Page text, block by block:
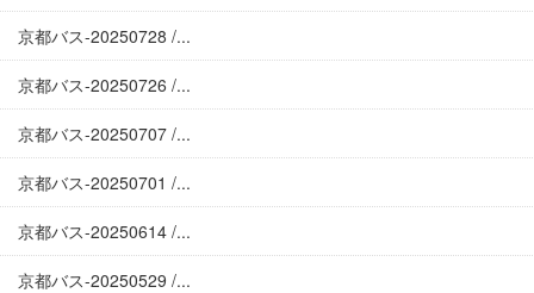
京都バス-20250728 /...
京都バス-20250726 /...
京都バス-20250707 /...
京都バス-20250701 /...
京都バス-20250614 /...
京都バス-20250529 /...